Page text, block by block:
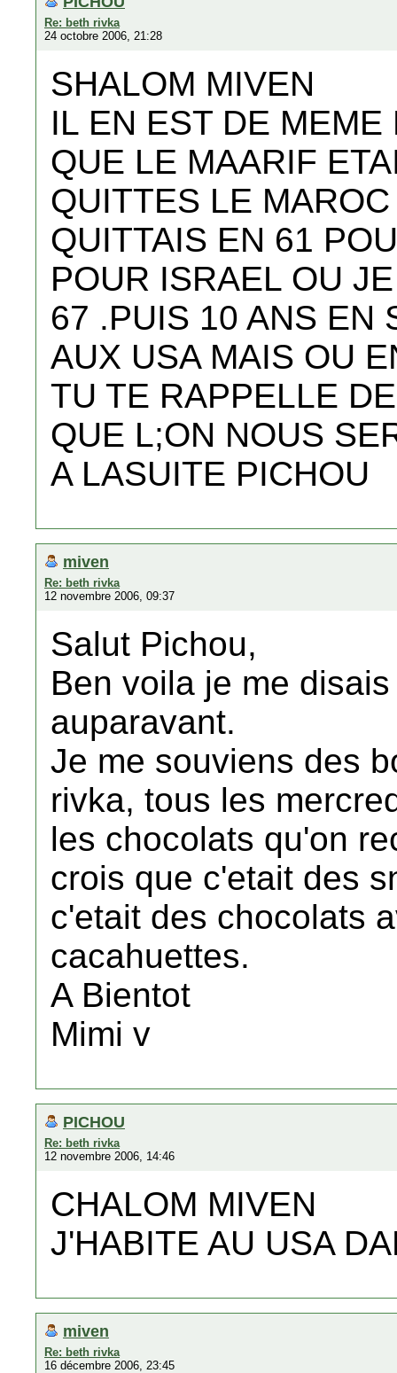
Re: beth rivka
24 octobre 2006, 21:28
SHALOM MIVEN
IL EN EST DE
QUE LE MAARIF
QUITTES LE
QUITTAIS EN 61
POUR ISRAEL OU
67 .PUIS 10 ANS EN
AUX USA MAIS OU
TU TE RAPPELLE
QUE L;ON NOUS
A LASUITE PICHOU
miven
Re: beth rivka
12 novembre 2006, 09:37
Salut Pichou,
Ben voila je me
auparavant.
Je me souviens des
rivka, tous les
les chocolats qu'on
crois que c'etait des
c'etait des chocolats
cacahuettes.
A Bientot
Mimi v
PICHOU
Re: beth rivka
12 novembre 2006, 14:46
CHALOM MIVEN
J'HABITE AU USA
miven
Re: beth rivka
16 décembre 2006, 23:45